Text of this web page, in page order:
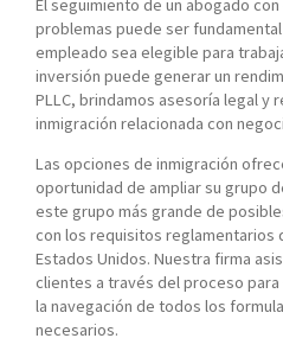
El seguimiento de un abogado
problemas puede ser
empleado sea elegible para
inversión puede generar un
PLLC, brindamos asesoría legal y
inmigración relacionada con
Las opciones de inmigración
oportunidad de ampliar su grupo
este grupo más grande de
con los requisitos reglamentarios
Estados Unidos. Nuestra firma
clientes a través del proceso
la navegación de todos los
necesarios.